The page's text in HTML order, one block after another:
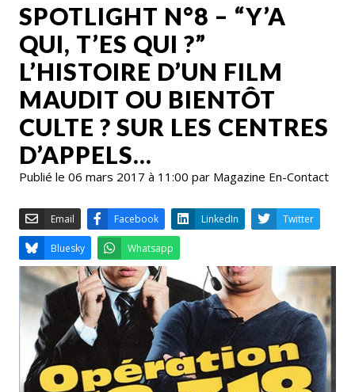
SPOTLIGHT N°8 – “Y’A
QUI, T’ES QUI ?”
L’HISTOIRE D’UN FILM
MAUDIT OU BIENTÔT
CULTE ? SUR LES CENTRES
D’APPELS…
Publié le 06 mars 2017 à 11:00 par Magazine En-Contact
Email Facebook LinkedIn
Bluesky Whatsapp